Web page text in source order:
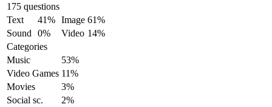
175 questions
Text
41% Image 61%
Sound
0% Video 14%
Categories
Music
53%
Video Games 11%
Movies
3%
Social sc.
2%